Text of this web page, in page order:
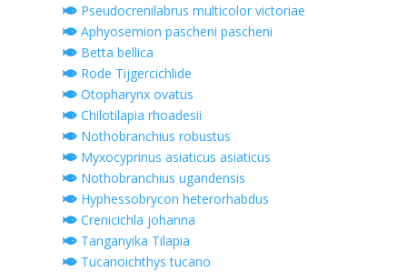
Pseudocrenilabrus multicolor victoriae
Aphyosemion pascheni pascheni
Betta bellica
Rode Tijgercichlide
Otopharynx ovatus
Chilotilapia rhoadesii
Nothobranchius robustus
Myxocyprinus asiaticus asiaticus
Nothobranchius ugandensis
Hyphessobrycon heterorhabdus
Crenicichla johanna
Tanganyika Tilapia
Tucanoichthys tucano